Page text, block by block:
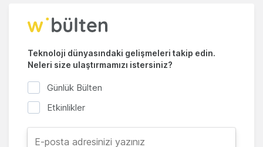
Teknoloji dünyasındaki gelişmeleri takip edin.
Neleri size ulaştırmamızı istersiniz?
Günlük Bülten
Etkinlikler